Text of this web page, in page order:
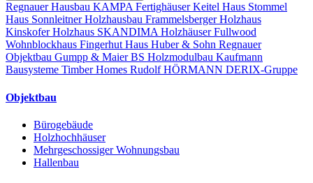
Regnauer Hausbau KAMPA FertighäuserKeitel Haus Stommel
Haus Sonnleitner Holzhausbau Frammelsberger Holzhaus
Kinskofer Holzhaus SKANDIMA HolzhäuserFullwood
Wohnblockhaus Fingerhut Haus Huber & Sohn Regnauer
Objektbau Gumpp & MaierBS Holzmodulbau Kaufmann
Bausysteme Timber Homes Rudolf HÖRMANN DERIX-Gruppe
Objektbau
Bürogebäude
Holzhochhäuser
Mehrgeschossiger Wohnungsbau
Hallenbau